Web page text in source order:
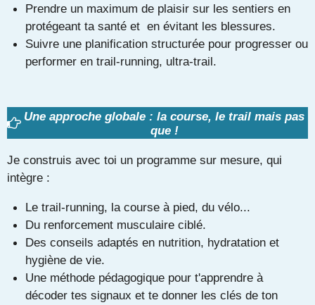
Prendre un maximum de plaisir sur les sentiers en
protégeant ta santé et en évitant les blessures.
Suivre une planification structurée pour progresser ou
performer en trail-running, ultra-trail.
Une approche globale : la course, le trail mais pas
que !
Je construis avec toi un programme sur mesure, qui
intègre :
Le trail-running, la course à pied, du vélo...
Du renforcement musculaire ciblé.
Des conseils adaptés en nutrition, hydratation et
hygiène de vie.
Une méthode pédagogique pour t'apprendre à
décoder tes signaux et te donner les clés de ton